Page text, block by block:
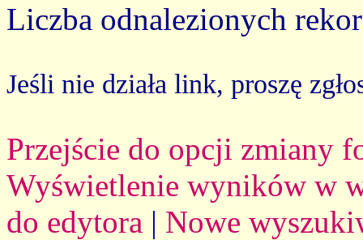
Liczba odnalezionych
Jeśli nie działa link, proszę
Przejście do opcji zmiany
Wyświetlenie wyników w
do edytora | Nowe